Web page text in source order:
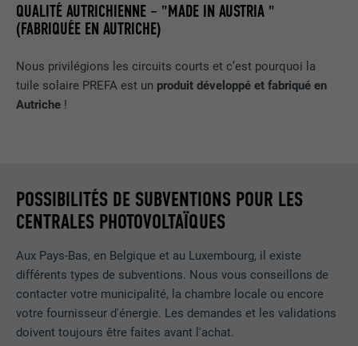
QUALITÉ AUTRICHIENNE – "MADE IN AUSTRIA "
(FABRIQUÉE EN AUTRICHE)
Nous privilégions les circuits courts et c’est pourquoi la
tuile solaire PREFA est un produit développé et fabriqué en
Autriche !
POSSIBILITÉS DE SUBVENTIONS POUR LES
CENTRALES PHOTOVOLTAÏQUES
Aux Pays-Bas, en Belgique et au Luxembourg, il existe
différents types de subventions. Nous vous conseillons de
contacter votre municipalité, la chambre locale ou encore
votre fournisseur d'énergie. Les demandes et les validations
doivent toujours être faites avant l'achat.
EXPIRATION 1 an
UTILITÉ
l'utilisation des services.
EXPIRATION 1 mois
UTILITÉ
Cookie utilisé pour identifier des clients
différents derrière une même adresse IP
et appliquer des paramètres de sécurité
NOM U